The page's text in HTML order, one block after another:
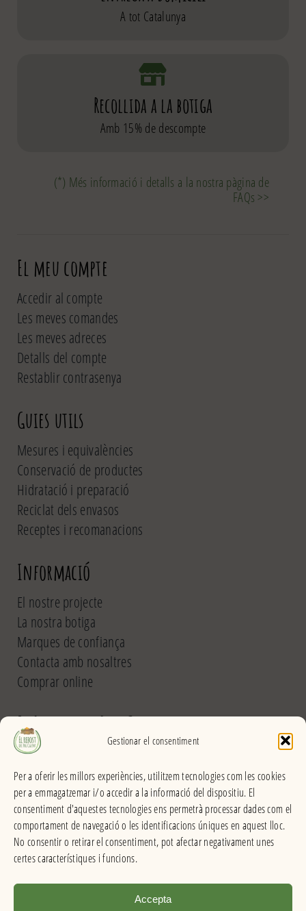
Gestionar el consentiment
Per a oferir les millors experiències, utilitzem tecnologies com les cookies
per a emmagatzemar i/o accedir a la informació del dispositiu. El
consentiment d'aquestes tecnologies ens permetrà processar dades com el
comportament de navegació o les identificacions úniques en aquest lloc.
No consentir o retirar el consentiment, pot afectar negativament unes
certes característiques i funcions.
Accepta
A tot Catalunya
Recollida a la botiga
Amb 15% de descompte
(*) Més informació i detalls a la nostra pàgina de
FAQs >>
El meu compte
Accedir al compte
Les meves comandes
Les meves adreces
Detalls del compte
Restablir contrasenya
Guies utils
Mesures i equivalències
Conservació de productes
Hidratació i preparació
Reciclat dels envasos
Receptes i recomanacions
Informació
El nostre projecte
La nostra botiga
Marques de confiança
Contacta amb nosaltres
Comprar online
El Rebost del Pou Calent
Carrer dels Banys, 31 (La Garriga) >>
Horari
De dilluns a divendres
Matins: 9h – 13:30h
Tardes: 16:30h – 20h
Dissabes: 9h – 13:30h